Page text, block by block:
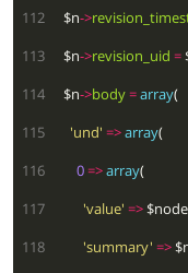
112
  $n
->
113
  $n
->revision_uid=
114
  $n
->body=array(
115
'und'=>array(
116
0=>array(
117
'value'=>
118
'summary'=>